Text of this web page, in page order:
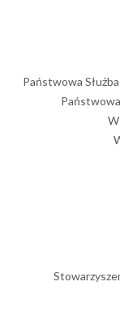
Państwowa